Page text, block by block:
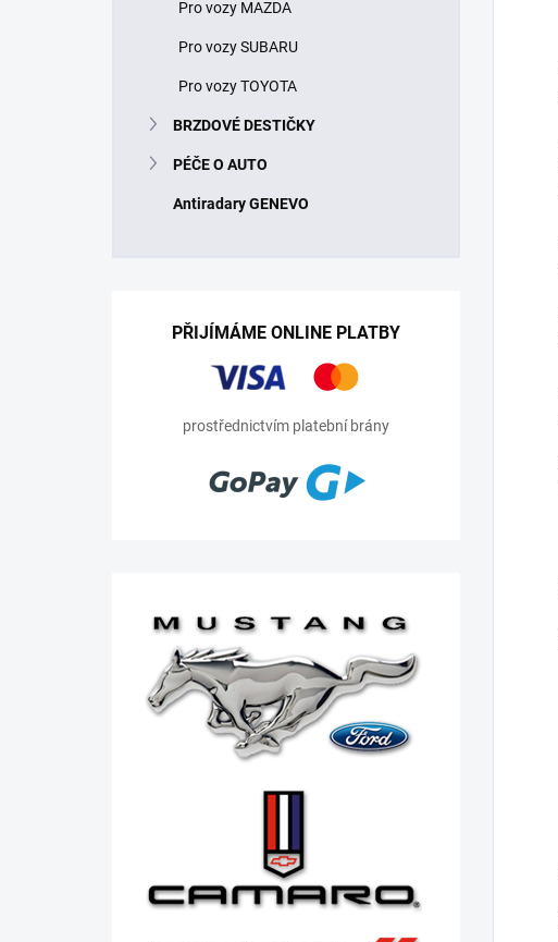
Pro vozy MAZDA
Pro vozy SUBARU
Pro vozy TOYOTA
BRZDOVÉ DESTIČKY
PÉČE O AUTO
Antiradary GENEVO
PŘIJÍMÁME ONLINE PLATBY
prostřednictvím platební brány